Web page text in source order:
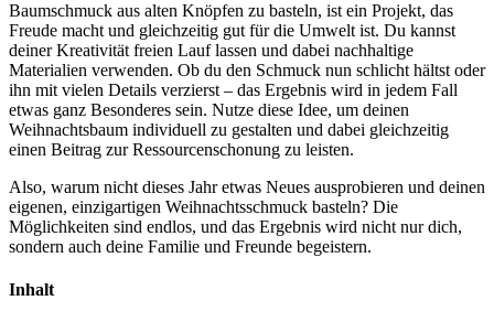
Baumschmuck aus alten Knöpfen zu basteln, ist ein Projekt, das
Freude macht und gleichzeitig gut für die Umwelt ist. Du kannst
deiner Kreativität freien Lauf lassen und dabei nachhaltige
Materialien verwenden. Ob du den Schmuck nun schlicht hältst oder
ihn mit vielen Details verzierst – das Ergebnis wird in jedem Fall
etwas ganz Besonderes sein. Nutze diese Idee, um deinen
Weihnachtsbaum individuell zu gestalten und dabei gleichzeitig
einen Beitrag zur Ressourcenschonung zu leisten.
Also, warum nicht dieses Jahr etwas Neues ausprobieren und deinen
eigenen, einzigartigen Weihnachtsschmuck basteln? Die
Möglichkeiten sind endlos, und das Ergebnis wird nicht nur dich,
sondern auch deine Familie und Freunde begeistern.
Inhalt